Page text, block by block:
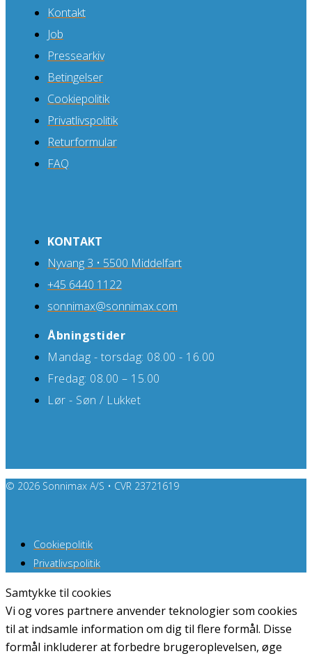
Kontakt
Job
Pressearkiv
Betingelser
Cookiepolitik
Privatlivspolitik
Returformular
FAQ
KONTAKT
Nyvang 3 • 5500 Middelfart
+45 6440 1122
sonnimax@sonnimax.com
Åbningstider
Mandag - torsdag: 08.00 - 16.00
Fredag: 08.00 – 15.00
Lør - Søn / Lukket
© 2026 Sonnimax A/S • CVR 23721619
Cookiepolitik
Privatlivspolitik
Samtykke til cookies
Vi og vores partnere anvender teknologier som cookies
til at indsamle information om dig til flere formål. Disse
formål inkluderer at forbedre brugeroplevelsen, øge